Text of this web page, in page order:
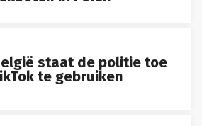
staat de politie toe
te gebruiken